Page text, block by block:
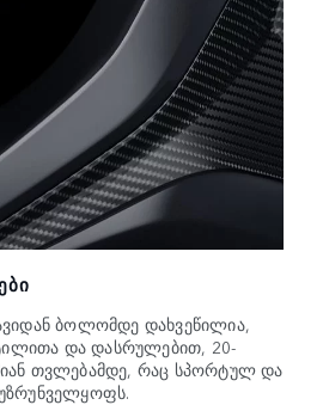
ბოლომდე დახვეწილია,
და დასრულებით, 20-
თვლებამდე, რაც სპორტულ და